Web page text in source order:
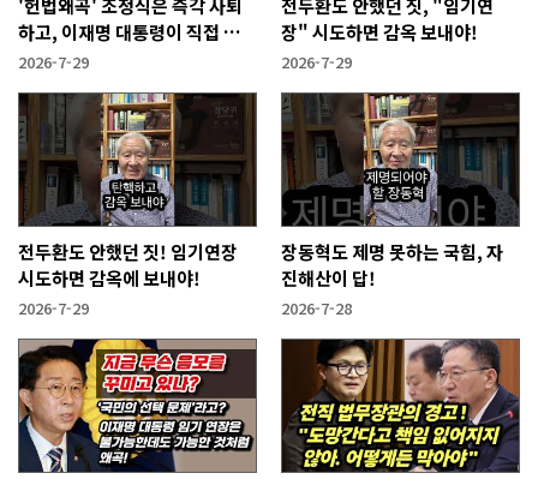
'헌법왜곡' 조정식은 즉각 사퇴
하고, 이재명 대통령이 직접 수
습해야!
2026-7-29
전두환도 안했던 짓, "임기연
장" 시도하면 감옥 보내야!
2026-7-29
전두환도 안했던 짓! 임기연장
시도하면 감옥에 보내야!
2026-7-29
장동혁도 제명 못하는 국힘, 자
진해산이 답!
2026-7-28